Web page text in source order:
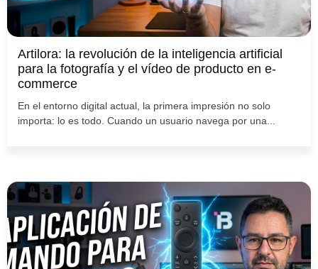
Artilora: la revolución de la inteligencia artificial
para la fotografía y el vídeo de producto en e-
commerce
En el entorno digital actual, la primera impresión no solo
importa: lo es todo. Cuando un usuario navega por una...